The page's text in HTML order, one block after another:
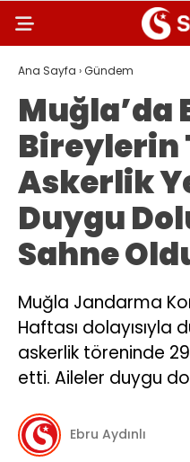
Ana Sayfa ›Gündem
Muğla’da
Bireylerin
Askerlik
Duygu
Sahne
Muğla Jandarma
Haftası dolayısıyla
askerlik töreninde
etti. Aileler duygu
Ebru Aydınlı